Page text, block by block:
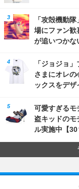
「攻殻機動
場にファン
が追いつかな
「ジョジョ
さまにオレの
ックスをデザ
可愛すぎるモ
盗キッドのモ
ル実施中【30